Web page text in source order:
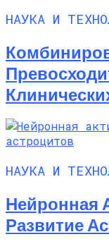
НАУКА И
НАУКА И
Нейронная
Развитие